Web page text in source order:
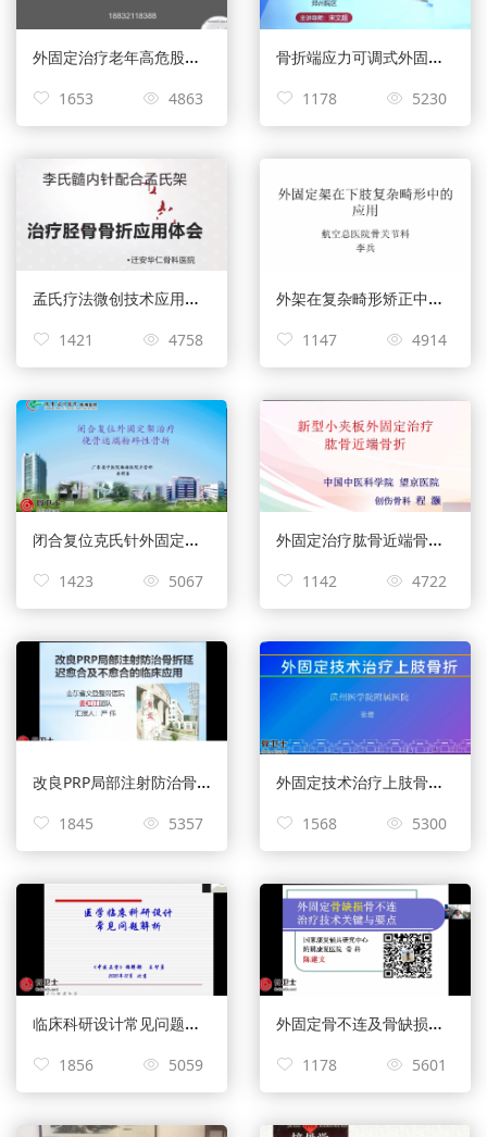
外固定治疗老年高危股骨粗隆间骨折——田雅峰
1653 4863
骨折端应力可调式外固定技术基本原则——宋文超
1178 5230
孟氏疗法微创技术应用——牛闽涛
1421 4758
外架在复杂畸形矫正中的应用——李兵
1147 4914
闭合复位克氏针外固定架治疗桡骨远端粉碎性骨折——黄辉春
1423 5067
外固定治疗肱骨近端骨折——程灏
1142 4722
改良PRP局部注射防治骨折延迟愈合及不愈合的临床应用——姜红江
1845 5357
外固定技术治疗上肢骨折——张锴
1568 5300
临床科研设计常见问题解析——王智勇
1856 5059
外固定骨不连及骨缺损治疗的技术关键与要点——陈建文
1178 5601